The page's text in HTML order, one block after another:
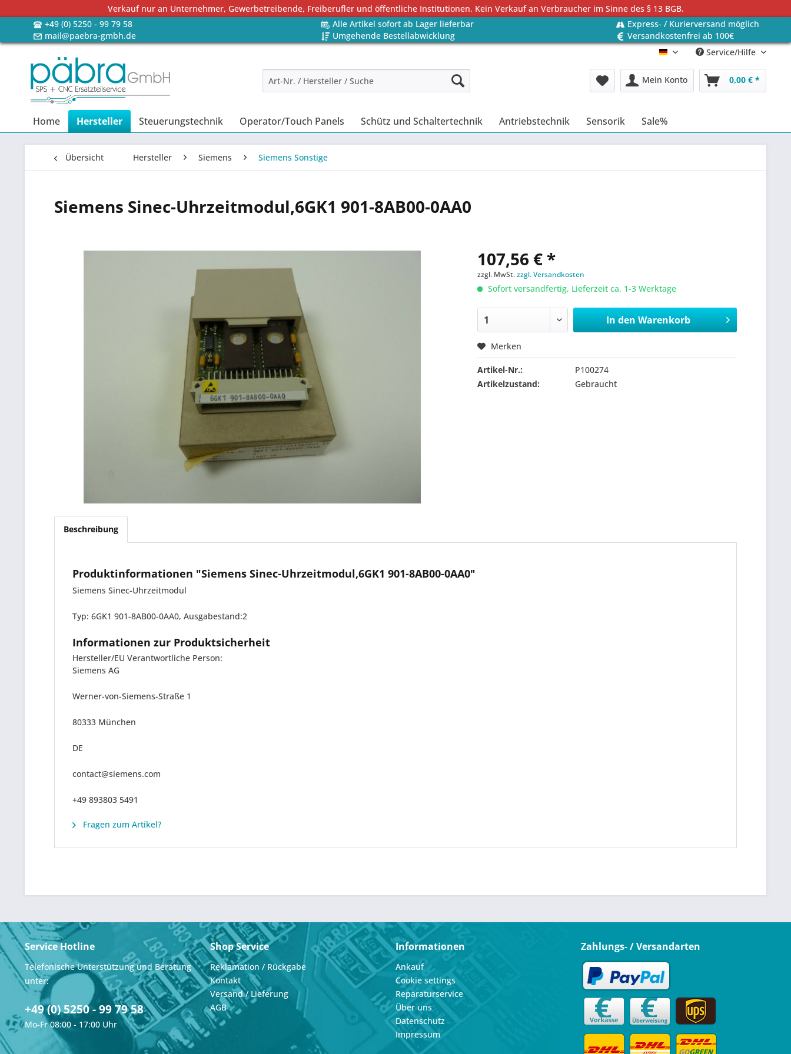
Verkauf nur an Unternehmer, Gewerbetreibende, Freiberufler und öffentliche Institutionen. Kein Verkauf an Verbraucher im Sinne des § 13 BGB.
+49 (0) 5250 - 99 79 58
Alle Artikel sofort ab Lager lieferbar
Express- / Kurierversand möglich
mail@paebra-gmbh.de
Umgehende Bestellabwicklung
Versandkostenfrei ab 100€
Deutsch Service/Hilfe
Mein Konto 0,00 € *
Home Hersteller Steuerungstechnik Operator/Touch Panels Schütz und Schaltertechnik Antriebstechnik Sensorik Sale%
Übersicht Hersteller Siemens Siemens Sonstige
Siemens Sinec-Uhrzeitmodul,6GK1 901-8AB00-0AA0
107,56 € *
zzgl. MwSt.zzgl. Versandkosten
Sofort versandfertig, Lieferzeit ca. 1-3 Werktage
In den Warenkorb
Merken
Artikel-Nr.:
P100274
Artikelzustand:
Gebraucht
Beschreibung
Produktinformationen "Siemens Sinec-Uhrzeitmodul,6GK1 901-8AB00-0AA0"
Siemens Sinec-Uhrzeitmodul
Typ: 6GK1 901-8AB00-0AA0, Ausgabestand:2
Informationen zur Produktsicherheit
Hersteller/EU Verantwortliche Person:
Siemens AG
Werner-von-Siemens-Straße 1
80333 München
DE
contact@siemens.com
+49 893803 5491
Fragen zum Artikel?
Service Hotline
Telefonische Unterstützung und Beratung
unter:
+49 (0) 5250 - 99 79 58
Mo-Fr 08:00 - 17:00 Uhr
Shop Service
Reklamation / Rückgabe
Kontakt
Versand / Lieferung
AGB
Informationen
Ankauf
Cookie settings
Reparaturservice
Über uns
Datenschutz
Impressum
Zahlungs- / Versandarten